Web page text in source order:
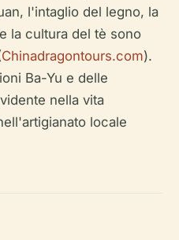
l'intaglio del legno, la
la cultura del tè sono
Chinadragontours.com).
Ba-Yu e delle
nella vita
locale